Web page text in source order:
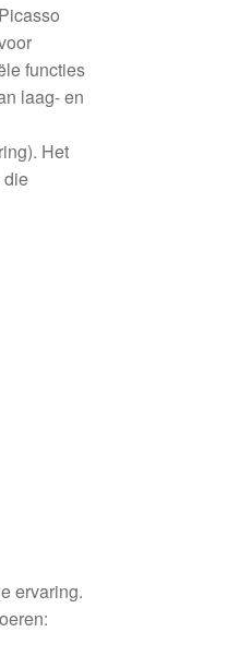
functies
laag- en
Het
die
ervaring.